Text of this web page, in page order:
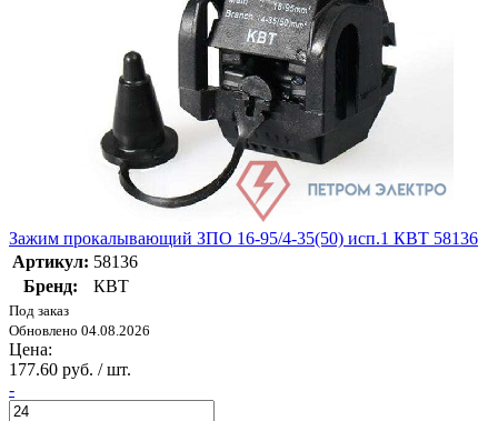
Зажим прокалывающий ЗПО 16-95/4-35(50) исп.1 КВТ 58136
Артикул: 58136
Бренд:
КВТ
Под заказ
Обновлено 04.08.2026
Цена:
177.60 руб. / шт.
-